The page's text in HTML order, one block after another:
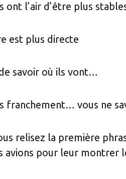
ont l’air d’être plus
est plus directe
savoir où ils vont…
franchement… vous ne
relisez la première
avions pour leur montrer